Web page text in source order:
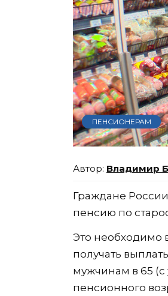
ПЕНСИОНЕРАМ
Владимир
Граждане
пенсию по
Это необходимо
получать
мужчинам в 65
пенсионного